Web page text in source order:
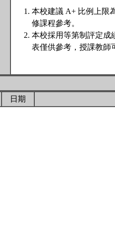
本校建議 A+ 比例上限
修課程參考。
本校採用等第制評定成
表僅供參考，授課教師
日期